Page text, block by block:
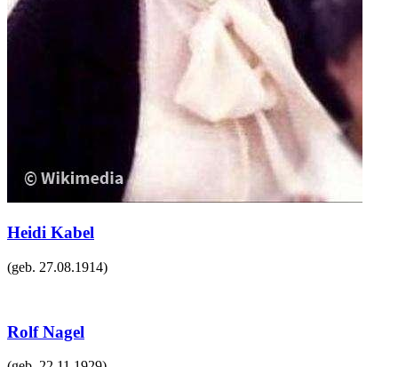
Heidi Kabel
(geb. 27.08.1914)
Rolf Nagel